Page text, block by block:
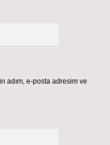
adım, e-posta adresim ve